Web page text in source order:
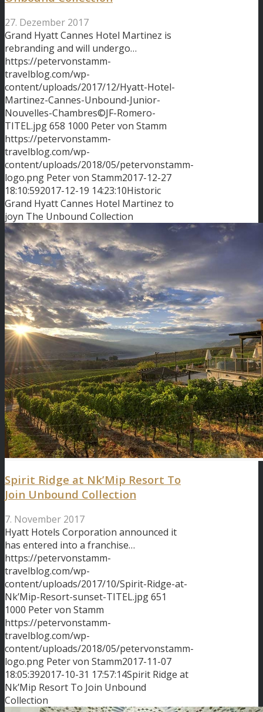
27. Dezember 2017
Grand Hyatt Cannes Hotel Martinez is
rebranding and will undergo…
https://petervonstamm-
travelblog.com/wp-
content/uploads/2017/12/Hyatt-Hotel-
Martinez-Cannes-Unbound-Junior-
Nouvelles-Chambres©JF-Romero-
TITEL.jpg658 1000 Peter von Stamm
https://petervonstamm-
travelblog.com/wp-
content/uploads/2018/05/petervonstamm-
logo.png Peter von Stamm2017-12-27
18:10:592017-12-19 14:23:10Historic
Grand Hyatt Cannes Hotel Martinez to
joyn The Unbound Collection
Spirit Ridge at Nk’Mip Resort To
Join Unbound Collection
7. November 2017
Hyatt Hotels Corporation announced it
has entered into a franchise…
https://petervonstamm-
travelblog.com/wp-
content/uploads/2017/10/Spirit-Ridge-at-
Nk’Mip-Resort-sunset-TITEL.jpg651
1000 Peter von Stamm
https://petervonstamm-
travelblog.com/wp-
content/uploads/2018/05/petervonstamm-
logo.png Peter von Stamm2017-11-07
18:05:392017-10-31 17:57:14Spirit Ridge at
Nk’Mip Resort To Join Unbound
Collection